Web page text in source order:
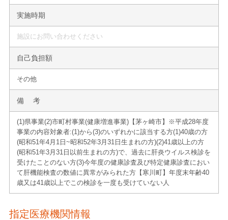
実施時期
施設にお問い合わせください
自己負担額
その他
備 考
(1)県事業(2)市町村事業(健康増進事業)【茅ヶ崎市】※平成28年度
事業の内容 対象者:(1)から(3)のいずれかに該当する方 (1)40歳の方
(昭和51年4月1日~昭和52年3月31日生まれの方) (2)41歳以上の方
(昭和51年3月31日以前生まれの方)で、過去に肝炎ウイルス検診を
受けたことのない方 (3)今年度の健康診査及び特定健康診査におい
て肝機能検査の数値に異常がみられた方 【寒川町】年度末年齢40
歳又は41歳以上でこの検診を一度も受けていない人
指定医療機関情報